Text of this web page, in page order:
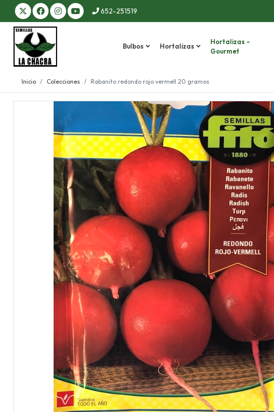
652-251519
Bulbos Hortalizas
Hortalizas -
Gourmet
Inicio Colecciones Rabanito redondo rojo vermell 20 gramos